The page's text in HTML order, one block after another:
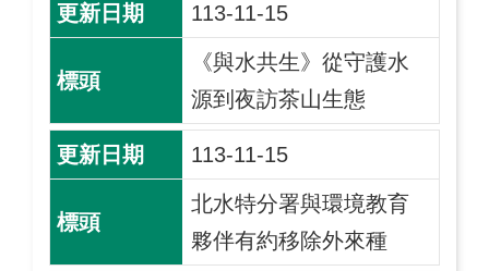
113-11-15
《與水共生》從守護水
源到夜訪茶山生態
113-11-15
北水特分署與環境教育
夥伴有約移除外來種